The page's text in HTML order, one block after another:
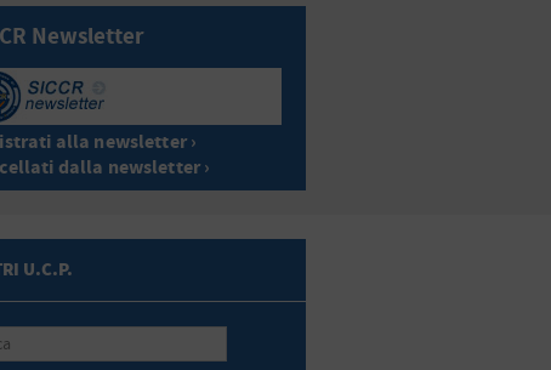
Newsletter
alla newsletter ›
dalla newsletter ›
U.C.P.